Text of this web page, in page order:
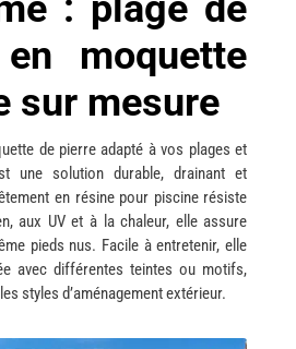
moquette
sur mesure
de pierre adapté à vos plages et
une solution durable, drainant et
en résine pour piscine résiste
aux UV et à la chaleur, elle assure
pieds nus. Facile à entretenir, elle
avec différentes teintes ou motifs,
styles d’aménagement extérieur.